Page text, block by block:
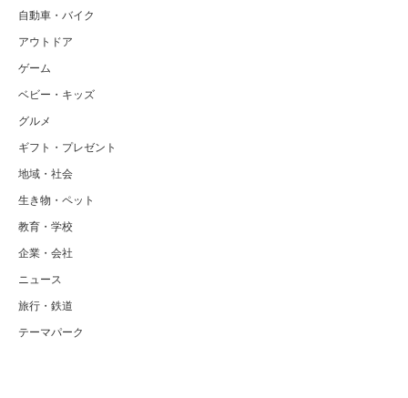
自動車・バイク
アウトドア
ゲーム
ベビー・キッズ
グルメ
ギフト・プレゼント
地域・社会
生き物・ペット
教育・学校
企業・会社
ニュース
旅行・鉄道
テーマパーク